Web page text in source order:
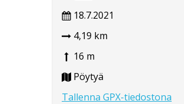
18.7.2021
4,19 km
16 m
Pöytyä
Tallenna GPX-tiedostona